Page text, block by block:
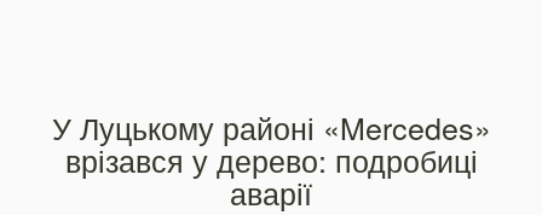
У Луцькому районі «Mercedes»
врізався у дерево: подробиці
аварії